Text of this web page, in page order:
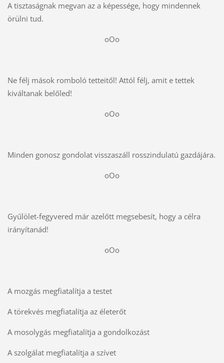
A tisztaságnak megvan az a képessége, hogy mindennek
örülni tud.
oOo
Ne félj mások romboló tetteitől! Attól félj, amit e tettek
kiváltanak belőled!
oOo
Minden gonosz gondolat visszaszáll rosszindulatú gazdájára.
oOo
Gyűlölet-fegyvered már azelőtt megsebesít, hogy a célra
irányítanád!
oOo
A mozgás megfiatalítja a testet
A törekvés megfiatalítja az életerőt
A mosolygás megfiatalítja a gondolkozást
A szolgálat megfiatalítja a szívet